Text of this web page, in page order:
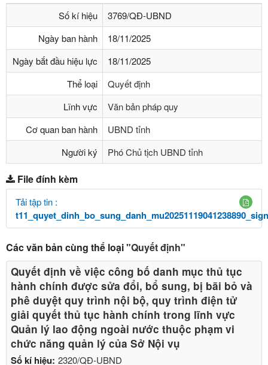
Số kí hiệu
3769/QĐ-UBND
Ngày ban hành
18/11/2025
Ngày bắt đầu hiệu lực
18/11/2025
Thể loại
Quyết định
Lĩnh vực
Văn bản pháp quy
Cơ quan ban hành
UBND tỉnh
Người ký
Phó Chủ tịch UBND tỉnh
File đính kèm
Tải tập tin :
Các văn bản cùng thể loại"Quyết định"
Số kí hiệu: 2320/QĐ-UBND
Quyết định về việc công bố danh mục thủ tục
hành chính được sửa đổi, bổ sung, bị bãi bỏ và
phê duyệt quy trình nội bộ, quy trình điện tử
giải quyết thủ tục hành chính trong lĩnh vực
Quản lý lao động ngoài nước thuộc phạm vi
chức năng quản lý của Sở Nội vụ